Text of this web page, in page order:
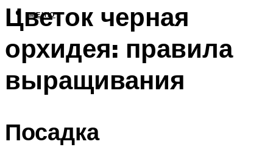
МЕНЮ
Цветок черная
орхидея: правила
выращивания
Посадка